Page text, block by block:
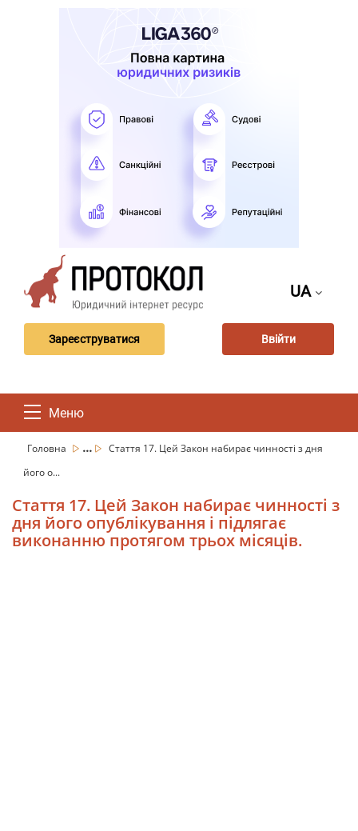
UA
Зареєструватися Ввійти
Меню
Головна ...
Стаття 17. Цей Закон набирає чинності з дня
його о...
Стаття 17. Цей Закон набирає чинності з
дня його опублікування і підлягає
виконанню протягом трьох місяців.